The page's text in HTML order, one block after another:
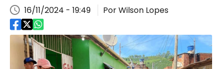
16/11/2024 - 19:49 Por Wilson Lopes